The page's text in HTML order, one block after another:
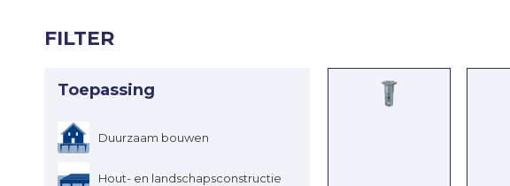
FILTER
Toepassing
Duurzaam bouwen
Hout- en landschapsconstructie